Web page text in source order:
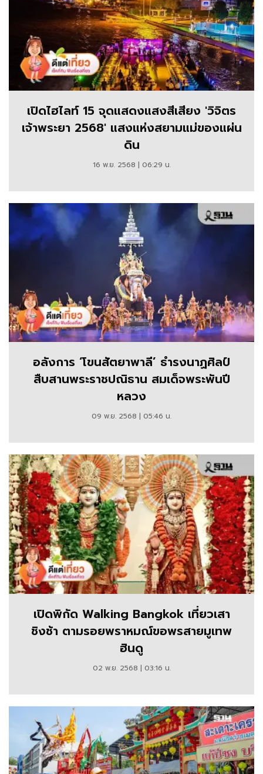
เปิดไฮไลท์ 15 จุดแสดงแสงสีเสียง 'วิจิตร
เจ้าพระยา 2568' แสงแห่งสยามแม่ของแผ่น
ดิน
16 พ.ย. 2568 | 06:29 น.
อลังการ ‘โขนสัตยาพาลี’ ธำรงนาฏศิลป์
สืบสานพระราชปณิธาน สมเด็จพระพันปี
หลวง
09 พ.ย. 2568 | 05:46 น.
เปิดพิกัด Walking Bangkok เที่ยวเสา
ชิงช้า ตามรอยพราหมณ์ขอพรสายมูเทพ
ฮินดู
02 พ.ย. 2568 | 03:16 น.